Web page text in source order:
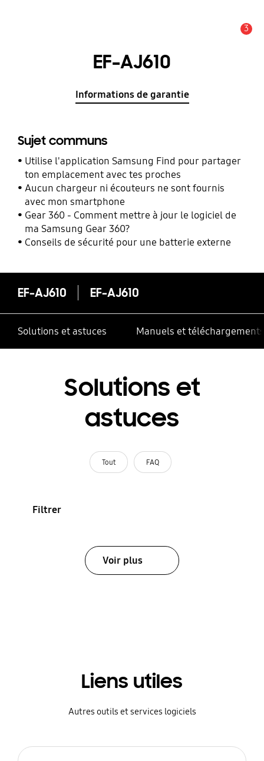
3
EF-AJ610
Informations de garantie
Sujet communs
Utilise l'application Samsung Find pour partager
ton emplacement avec tes proches
Aucun chargeur ni écouteurs ne sont fournis
avec mon smartphone
Gear 360 - Comment mettre à jour le logiciel de
ma Samsung Gear 360?
Conseils de sécurité pour une batterie externe
EF-AJ610 EF-AJ610
Solutions et astuces Manuels et téléchargements
Solutions et
astuces
Tout FAQ
Filtrer
Voir plus
Liens utiles
Autres outils et services logiciels